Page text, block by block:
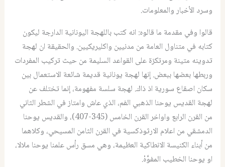
وسرد الأخبار والمعلومات.
قالوا وفي مقدمة ما قالوه: انه كتب باللهجة اليونانية الدارجة ليكون
كتابه في متناول العامة من مدنيين واكليريكيين. والحقيقة ان لهجة
تدوينه متينة ومرتكزة على القواعد السليمة من حيث تركيب المفردات
وربطها بعضها ببعض. إنها لهجة يونانية قديمة شائعة الاستعمال بين
سكان اصقاع سورية اذ ذاك. لهجة سلسة مفهومة، إنما تختلف عن
لهجة القديس يوحنا الذهبي الفم، الذي عاش وامتاز في الشطر الثاني
من القرن الرابع واواخر القرن الخامس (345-407)، والقديس يوحنا
الدمشقي من اعلام الارثوذكسية في القرن الثامن المسيحي، وكلاهما
من أبناء الكنيسة الانطاكية العظيمة، وهي مسق رأس علمنا يوحنا ملالا،
او يوحنا الخطيب المفوَّهْ.